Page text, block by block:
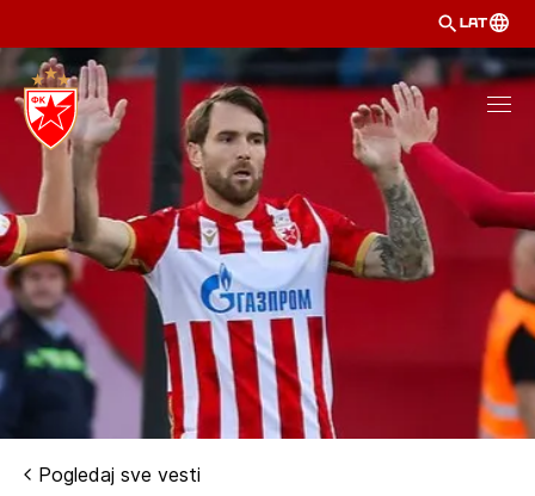
LAT
Pogledaj sve vesti